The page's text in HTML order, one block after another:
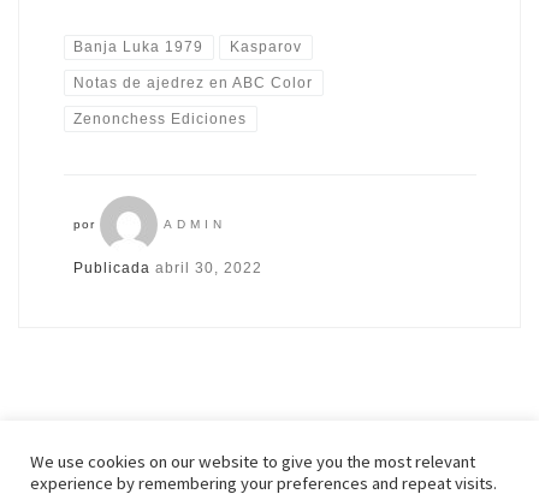
Banja Luka 1979 Kasparov
Notas de ajedrez en ABC Color
Zenonchess Ediciones
por ADMIN
Publicada abril 30, 2022
We use cookies on our website to give you the most relevant
experience by remembering your preferences and repeat visits.